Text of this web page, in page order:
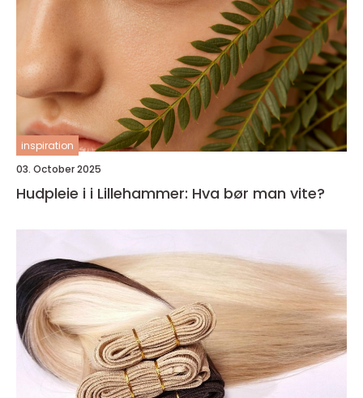
inspiration
03. October 2025
Hudpleie i i Lillehammer: Hva bør man vite?